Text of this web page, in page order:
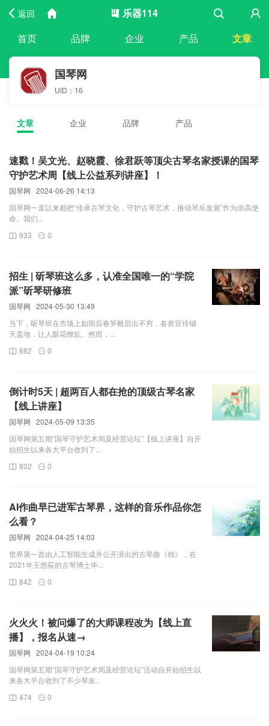
返回
乐器114
首页
品牌 企业 产品 文章
国琴网
UID：16
文章 企业 品牌 产品
速戳！吴文光、赵晓霞、徐君跃等顶尖古琴名家授课的国琴
守护艺术周【线上公益系列讲座】！
国琴网 2024-06-26 14:13
国琴网一直以来都把“传承古琴文化，守护古琴艺术，推动琴乐发展”作为崇高使
命。我们...
933
0
招生 | 斫琴班这么多，认准全国唯一的“学院
派”斫琴研修班
国琴网 2024-05-30 13:49
当下，斫琴班在市场上如雨后春笋般层出不穷，各类宣传铺
天盖地，让人眼花缭乱。然而，...
882
0
倒计时5天 | 超两百人都在抢的顶级古琴名家
【线上讲座】
国琴网 2024-05-09 13:35
国琴网第五期“国琴守护艺术周及经营论坛”【线上讲座】自开
始招生以来各大平台收到了...
802
0
AI作曲早已进军古琴界，这样的音乐作品你怎
么看？
国琴网 2024-04-25 14:03
世界第一首由人工智能生成并公开演出的古琴曲《烛》，在
2021年王悠荻的古琴博士毕...
842
0
火火火！被问爆了的大师课程改为【线上直
播】，报名从速→
国琴网 2024-04-19 10:24
国琴网第五期“国琴守护艺术周及经营论坛”活动自开始招生以
来各大平台收到了不少琴友...
474
0